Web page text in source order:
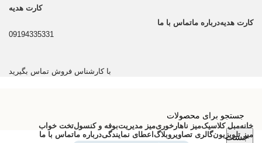
کارت هدیه
کارت هدیهدرباره ماتماس با ما
09194335331
با کارشناس فروش تماس بگیرید
جست
خانهمبل کلاسیکمیز ناهارخوریمیز مدیریتبوفه و کنسولتخت خواب
میز تلویزیونگالری تصاویر وبلاگ اعطای نمایندگیدرباره ماتماس با ما